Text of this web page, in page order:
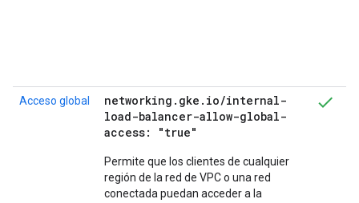
Acceso global networking . gke . io/internal-
load-balancer-allow-global-
access: "true"
Permite que los clientes de cualquier
región de la red de VPC o una red
conectada puedan acceder a la